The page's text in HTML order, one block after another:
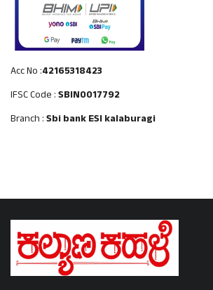
Acc No :42165318423
IFSC Code :SBIN0017792
Branch :Sbi bank ESI kalaburagi